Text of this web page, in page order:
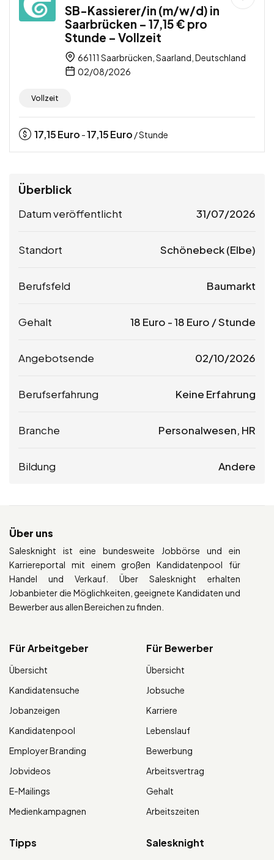
SB-Kassierer/in (m/w/d) in
Saarbrücken – 17,15 € pro
Stunde – Vollzeit
66111 Saarbrücken, Saarland, Deutschland
02/08/2026
Vollzeit
17,15Euro -17,15Euro / Stunde
Überblick
Datum veröffentlicht 31/07/2026
Standort Schönebeck (Elbe)
Berufsfeld Baumarkt
Gehalt 18 Euro -18 Euro / Stunde
Angebotsende 02/10/2026
Berufserfahrung Keine Erfahrung
Branche Personalwesen, HR
Bildung Andere
Über uns
Salesknight ist eine bundesweite Jobbörse und ein
Karriereportal mit einem großen Kandidatenpool für
Handel und Verkauf. Über Salesknight erhalten
Jobanbieter die Möglichkeiten, geeignete Kandidaten und
Bewerber aus allen Bereichen zu finden.
Für Arbeitgeber
Übersicht
Kandidatensuche
Jobanzeigen
Kandidatenpool
Employer Branding
Jobvideos
E-Mailings
Medienkampagnen
Für Bewerber
Übersicht
Jobsuche
Karriere
Lebenslauf
Bewerbung
Arbeitsvertrag
Gehalt
Arbeitszeiten
Tipps Salesknight